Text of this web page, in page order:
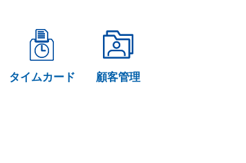
タイムカード 顧客管理